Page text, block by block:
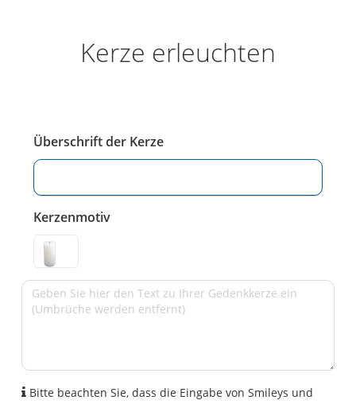
Kerze erleuchten
Überschrift der Kerze
Kerzenmotiv
Bitte beachten Sie, dass die Eingabe von Smileys und